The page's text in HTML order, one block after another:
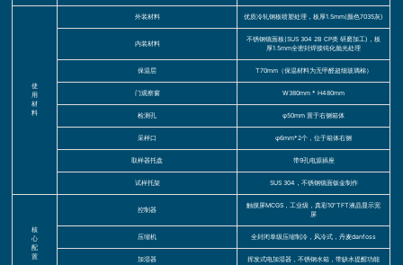
使
用
材
料
外装材料 优质冷轧钢板喷塑处理，板厚1.5mm(颜色7035灰)
内装材料
不锈钢镜面板(SUS 304 2B CP类 研磨加工)，板
厚1.5mm全密封焊接钝化抛光处理
保温层 T70mm（保温材料为无甲醛超细玻璃棉）
门观察窗 W380mm * H480mm
检测孔 φ50mm 置于右侧箱体
采样口 φ6mm*2个，位于箱体右侧
取样器托盘 带9孔电源插座
试样托架 SUS 304，不锈钢镜面钣金制作
核
心
配
置
控制器
触摸屏MCGS，工业级，真彩10”TFT液晶显示宽
屏
压缩机 全封闭单级压缩制冷，风冷式，丹麦danfoss
加湿器 挥发式电加湿器，不锈钢水箱，带缺水提醒功能